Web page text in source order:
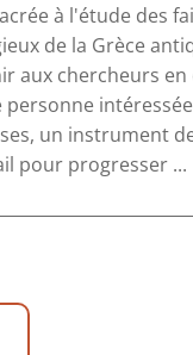
à l'étude des
de la Grèce
aux chercheurs en
personne
un instrument
pour progresser ...